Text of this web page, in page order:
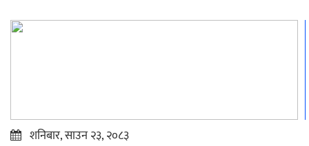
शनिबार, साउन २३, २०८३